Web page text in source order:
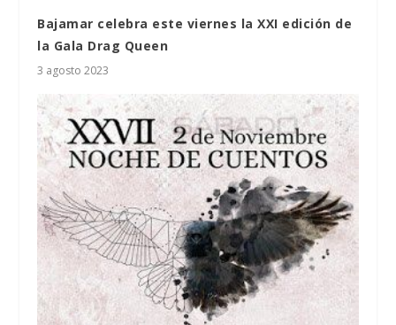
Bajamar celebra este viernes la XXI edición de
la Gala Drag Queen
3 agosto 2023